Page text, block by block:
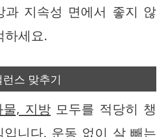
과 지속성 면에서 좋지 않
하세요.
스 맞추기
물, 지방모두를 적당히 챙
니다. 운동 없이 살 빼는